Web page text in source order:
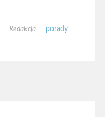
Redakcja porady